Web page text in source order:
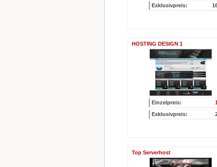
Exklusivpreis:
HOSTING DESIGN 1
Einzelpreis:
Exklusivpreis:
Top Serverhost